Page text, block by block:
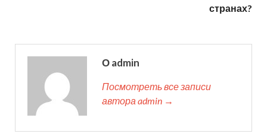
странах?
О admin
Посмотреть все записи
автора admin →